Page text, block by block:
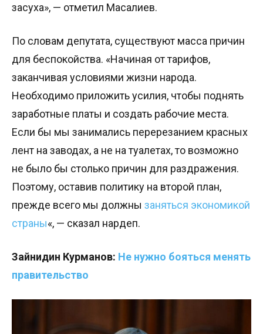
засуха», — отметил Масалиев.
По словам депутата, существуют масса причин
для беспокойства. «Начиная от тарифов,
заканчивая условиями жизни народа.
Необходимо приложить усилия, чтобы поднять
заработные платы и создать рабочие места.
Если бы мы занимались перерезанием красных
лент на заводах, а не на туалетах, то возможно
не было бы столько причин для раздражения.
Поэтому, оставив политику на второй план,
прежде всего мы должны заняться экономикой
страны«, — сказал нардеп.
Зайнидин Курманов: Не нужно бояться менять
правительство